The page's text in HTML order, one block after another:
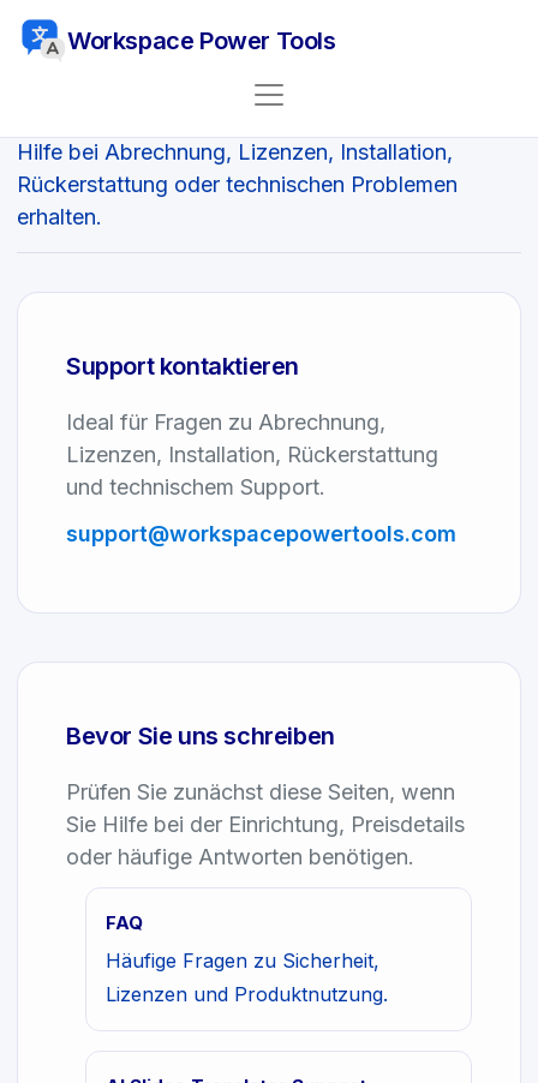
Workspace Power Tools
Kontaktieren Sie uns
Hilfe bei Abrechnung, Lizenzen, Installation,
Rückerstattung oder technischen Problemen
erhalten.
Support kontaktieren
Ideal für Fragen zu Abrechnung,
Lizenzen, Installation, Rückerstattung
und technischem Support.
support@workspacepowertools.com
Bevor Sie uns schreiben
Prüfen Sie zunächst diese Seiten, wenn
Sie Hilfe bei der Einrichtung, Preisdetails
oder häufige Antworten benötigen.
FAQ
Häufige Fragen zu Sicherheit,
Lizenzen und Produktnutzung.